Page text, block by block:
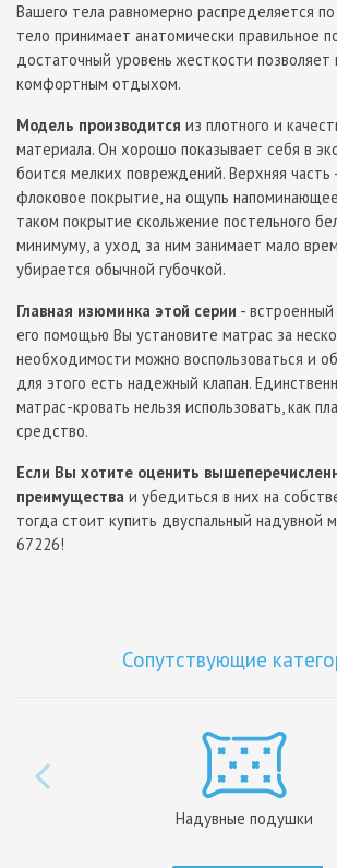
Вашего тела равномерно распределяется
тело принимает анатомически правильное
достаточный уровень жесткости позволяет
комфортным отдыхом.
Модель производится из плотного и
материала. Он хорошо показывает себя в
боится мелких повреждений. Верхняя часть
флоковое покрытие, на ощупь
таком покрытие скольжение постельного
минимуму, а уход за ним занимает мало
убирается обычной губочкой.
Главная изюминка этой серии -
его помощью Вы установите матрас за
необходимости можно воспользоваться и
для этого есть надежный клапан.
матрас-кровать нельзя использовать, как
средство.
Если Вы хотите оценить
преимущества и убедиться в них на
тогда стоит купить двуспальный надувной
67226!
Сопутствующие
Надувные подушки